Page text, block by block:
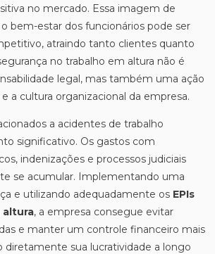
no mercado. Essa imagem de
bem-estar dos funcionários pode ser
atraindo tanto clientes quanto
no trabalho em altura não é
legal, mas também uma ação
a cultura organizacional da empresa.
a acidentes de trabalho
significativo. Os gastos com
indenizações e processos judiciais
se acumular. Implementando uma
e utilizando adequadamente os EPIs
altura, a empresa consegue evitar
e manter um controle financeiro mais
diretamente sua lucratividade a longo